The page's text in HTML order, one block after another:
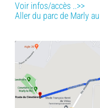
Voir infos/accès ..>>
Aller du parc de Marly